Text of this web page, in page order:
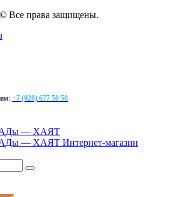
Все права защищены.
+7 (928) 677 50 50
Интернет-магазин